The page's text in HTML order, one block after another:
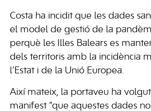
Costa ha incidit que les dades
el model de gestió de la
perquè les Illes Balears es
dels territoris amb la incidència
l’Estat i de la Unió Europea.
Així mateix, la portaveu ha
manifest “que aquestes dades